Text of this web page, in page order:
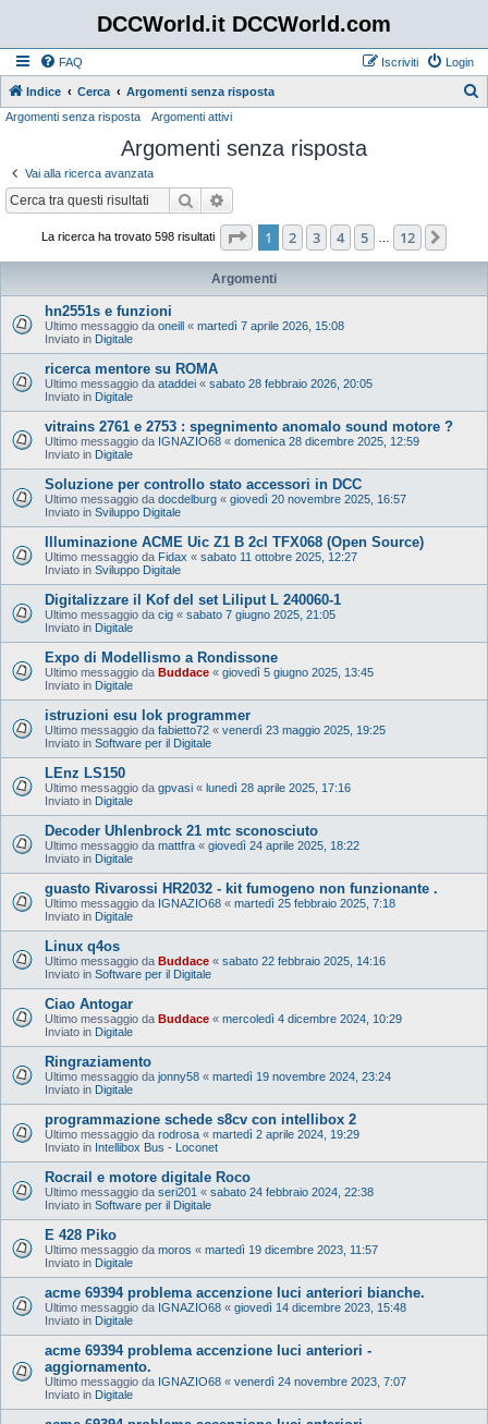
DCCWorld.it DCCWorld.com
FAQ Login
Iscriviti
Indice Cerca Argomenti senza risposta
Argomenti senza risposta Argomenti attivi
Argomenti senza risposta
Vai alla ricerca avanzata
Cerca
La ricerca ha trovato 598 risultati Pagina di 12
1 2 3 4 5 12
Argomenti
hn2551s e funzioni
Ultimo messaggio da oneill « martedì 7 aprile 2026, 15:08
Inviato in Digitale
ricerca mentore su ROMA
Ultimo messaggio da ataddei « sabato 28 febbraio 2026, 20:05
Inviato in Digitale
vitrains 2761 e 2753 : spegnimento anomalo sound motore ?
Ultimo messaggio da IGNAZIO68 « domenica 28 dicembre 2025, 12:59
Inviato in Digitale
Soluzione per controllo stato accessori in DCC
Ultimo messaggio da docdelburg « giovedì 20 novembre 2025, 16:57
Inviato in Sviluppo Digitale
Illuminazione ACME Uic Z1 B 2cl TFX068 (Open Source)
Ultimo messaggio da Fidax « sabato 11 ottobre 2025, 12:27
Inviato in Sviluppo Digitale
Digitalizzare il Kof del set Liliput L 240060-1
Ultimo messaggio da cig « sabato 7 giugno 2025, 21:05
Inviato in Digitale
Expo di Modellismo a Rondissone
Ultimo messaggio da Buddace « giovedì 5 giugno 2025, 13:45
Inviato in Digitale
istruzioni esu lok programmer
Ultimo messaggio da fabietto72 « venerdì 23 maggio 2025, 19:25
Inviato in Software per il Digitale
LEnz LS150
Ultimo messaggio da gpvasi « lunedì 28 aprile 2025, 17:16
Inviato in Digitale
Decoder Uhlenbrock 21 mtc sconosciuto
Ultimo messaggio da mattfra « giovedì 24 aprile 2025, 18:22
Inviato in Digitale
guasto Rivarossi HR2032 - kit fumogeno non funzionante .
Ultimo messaggio da IGNAZIO68 « martedì 25 febbraio 2025, 7:18
Inviato in Digitale
Linux q4os
Ultimo messaggio da Buddace « sabato 22 febbraio 2025, 14:16
Inviato in Software per il Digitale
Ciao Antogar
Ultimo messaggio da Buddace « mercoledì 4 dicembre 2024, 10:29
Inviato in Digitale
Ringraziamento
Ultimo messaggio da jonny58 « martedì 19 novembre 2024, 23:24
Inviato in Digitale
programmazione schede s8cv con intellibox 2
Ultimo messaggio da rodrosa « martedì 2 aprile 2024, 19:29
Inviato in Intellibox Bus - Loconet
Rocrail e motore digitale Roco
Ultimo messaggio da seri201 « sabato 24 febbraio 2024, 22:38
Inviato in Software per il Digitale
E 428 Piko
Ultimo messaggio da moros « martedì 19 dicembre 2023, 11:57
Inviato in Digitale
acme 69394 problema accenzione luci anteriori bianche.
Ultimo messaggio da IGNAZIO68 « giovedì 14 dicembre 2023, 15:48
Inviato in Digitale
acme 69394 problema accenzione luci anteriori -
aggiornamento.
Ultimo messaggio da IGNAZIO68 « venerdì 24 novembre 2023, 7:07
Inviato in Digitale